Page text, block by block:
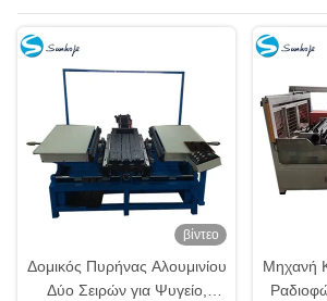
βίντεο
Δομικός Πυρήνας Αλουμινίου
Δύο Σειρών για Ψυγείο,
Μηχανή